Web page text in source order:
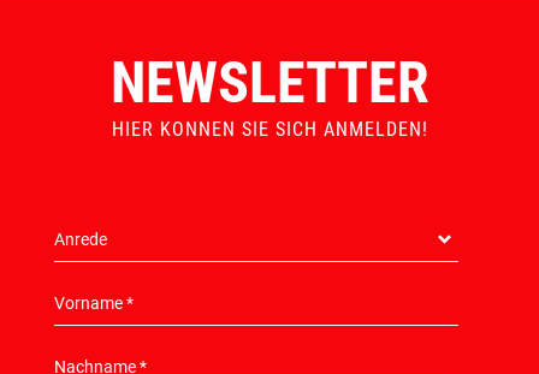
NEWSLETTER
HIER KONNEN SIE SICH ANMELDEN!